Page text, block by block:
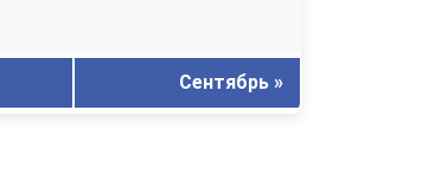
Сентябрь »